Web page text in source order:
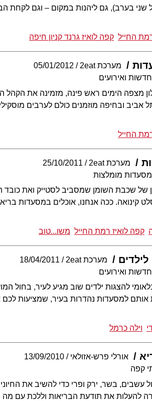
בערב), גם ליהנות במקום – וגם לקחת
החייל קפה לואיז גרנד קניון חיפה
מערכת 2eat
05/01/2012
ואירועים
מצפה הימים ראש פינה, מזמינה את הקהל
אביב ובחיפה מוזמנים כולם לערבים
החייל
מערכת 2eat
25/10/2011
מומלצות
של שכבת השומן שמסביב לסטייק ואת
קינואה. ככה אנחנו, אוכלים במסעדות
קפה לואיז רמת החייל משו...טוב
מערכת 2eat
18/04/2011
ואירועים
אותם למסעדות נהדרות בעיר, שמציעות לכם
וילה כרמל
אורלי פרש-אזולאי
13/09/2010
קפה
עשבים, בשר, ירק ופרי כדי להשיב את
להעלות את תודעת הבריאות וללכת עם מה